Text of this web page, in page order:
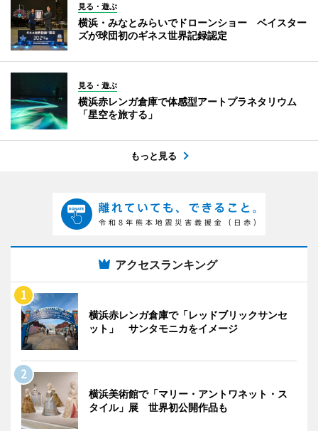
見る・遊ぶ
横浜・みなとみらいでドローンショー ベイスター
ズが球団初のギネス世界記録認定
見る・遊ぶ
横浜赤レンガ倉庫で体感型アートプラネタリウム
「星空を旅する」
もっと見る
アクセスランキング
横浜赤レンガ倉庫で「レッドブリックサンセ
ット」 サンタモニカをイメージ
横浜美術館で「マリー・アントワネット・ス
タイル」展 世界初公開作品も